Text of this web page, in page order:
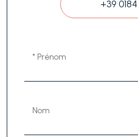
+39
* Prénom
Nom